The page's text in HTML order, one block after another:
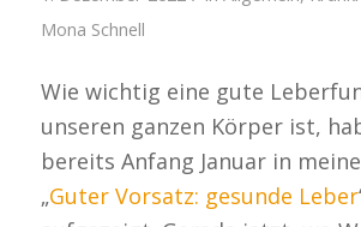
Mona Schnell
Wie wichtig eine gute
unseren ganzen Körper ist,
bereits Anfang Januar in
„Guter Vorsatz: gesunde Leber